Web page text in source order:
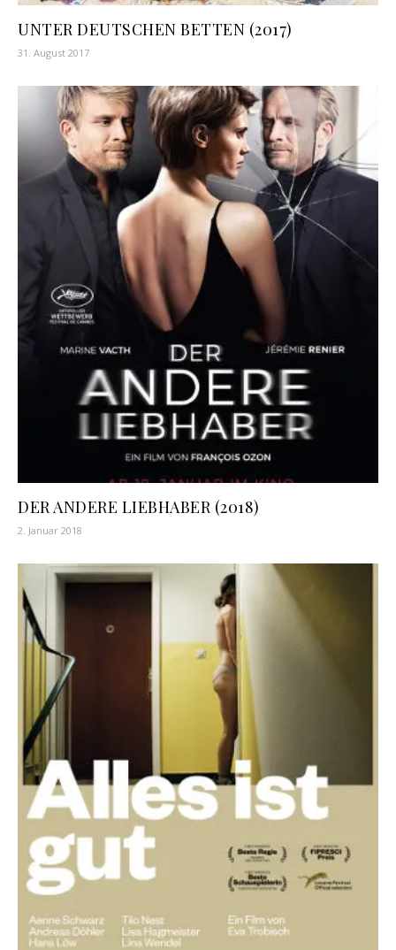
UNTER DEUTSCHEN BETTEN (2017)
31. August 2017
DER ANDERE LIEBHABER (2018)
2. Januar 2018